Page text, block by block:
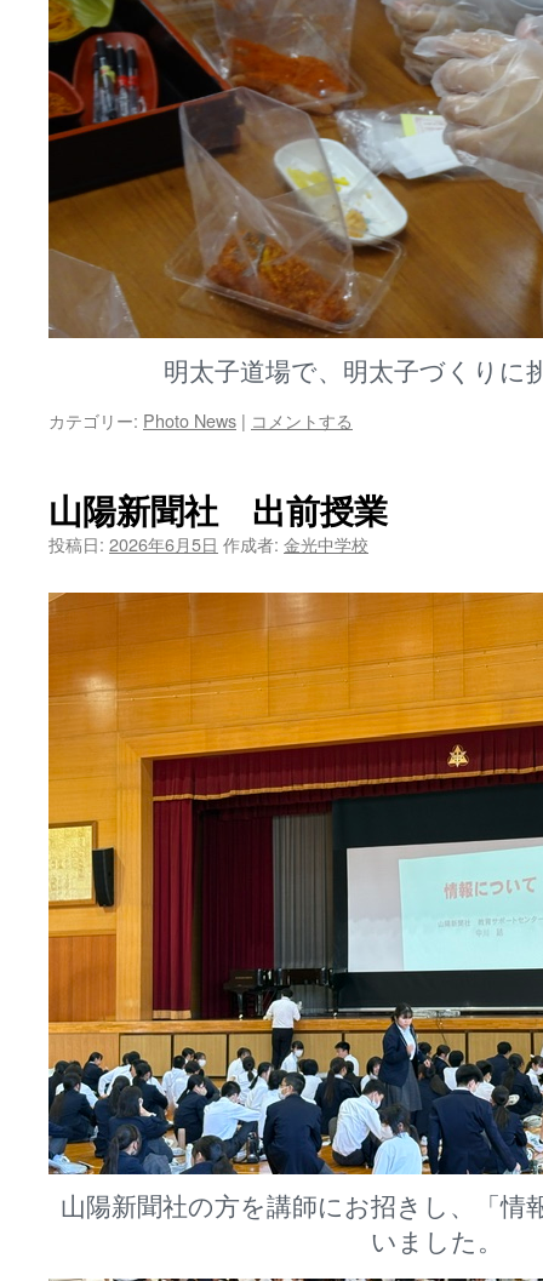
明太子道場で、明太子づくりに
カテゴリー: Photo News | コメントする
山陽新聞社 出前授業
投稿日: 2026年6月5日 作成者: 金光中学校
山陽新聞社の方を講師にお招きし、「情
いました。